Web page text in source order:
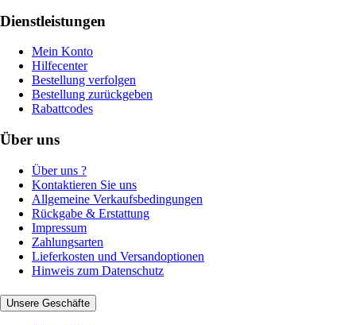
Dienstleistungen
Mein Konto
Hilfecenter
Bestellung verfolgen
Bestellung zurückgeben
Rabattcodes
Über uns
Über uns ?
Kontaktieren Sie uns
Allgemeine Verkaufsbedingungen
Rückgabe & Erstattung
Impressum
Zahlungsarten
Lieferkosten und Versandoptionen
Hinweis zum Datenschutz
Unsere Geschäfte